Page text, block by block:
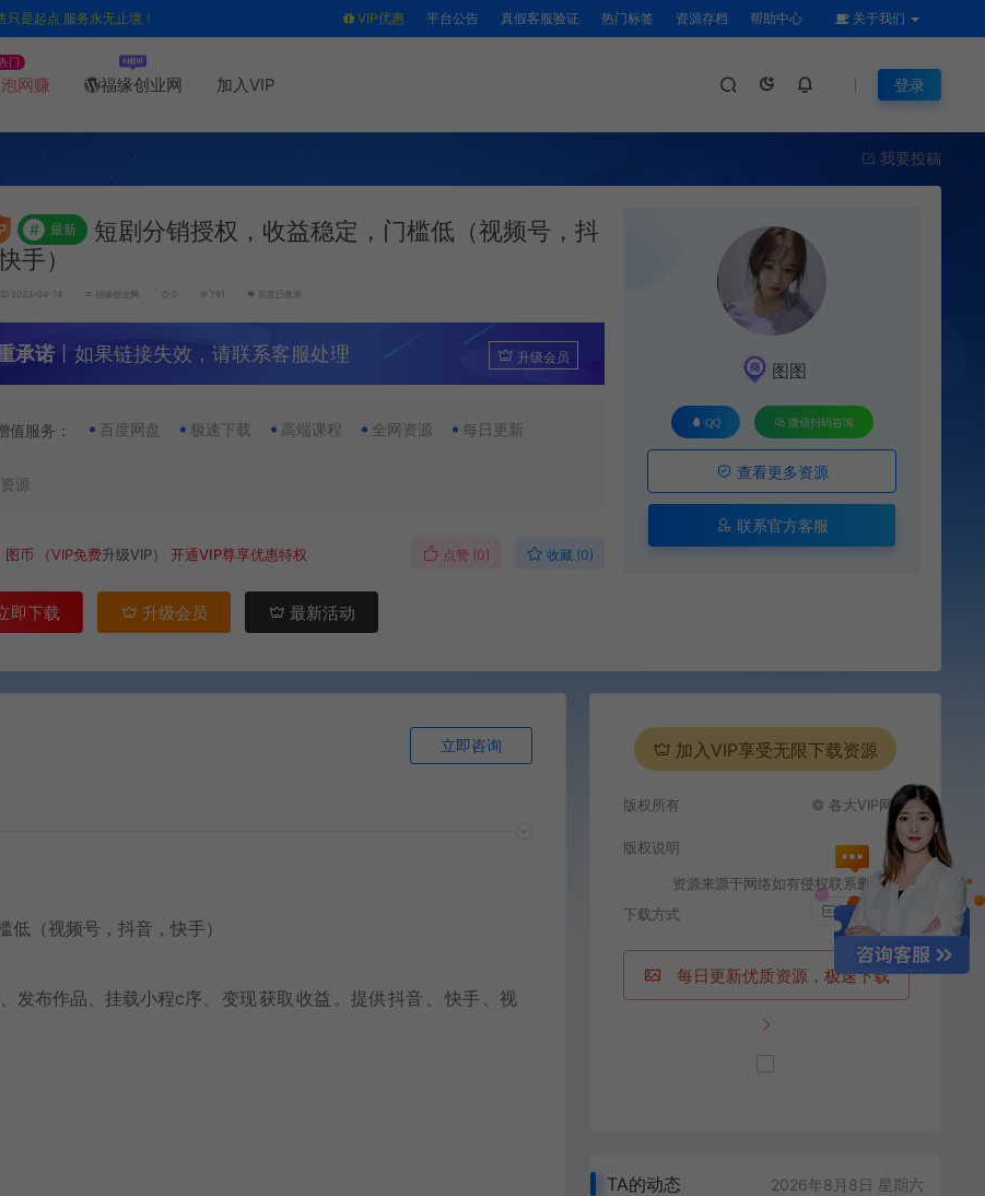
是起点 服务永无止境！ VIP优惠 平台公告 真假客服验证 热门标签 资源存档 帮助中心 关于我们
网赚
门
福缘创业网 加入VIP 登录
我要投稿
# 最新
短剧分销授权，收益稳定，门槛低（视频号，抖
手）
2023-04-14 福缘创业网 0 781 百度已收录
承诺 丨如果链接失效，请联系客服处理 升级会员
值服务： 百度网盘 极速下载 高端课程 全网资源 每日更新
源
图币 （VIP免费升级VIP）开通VIP尊享优惠特权 点赞 (0) 收藏 (0)
即下载 升级会员 最新活动
图图
QQ 微信扫码咨询
查看更多资源
联系官方客服
立即咨询
、发布作品、挂载小程c序、 变现获取 收益 。提供抖音 、 快手 、视
加入VIP享受无限下载资源
版权所有 © 各大VIP网站
版权说明
资源来源于网络如有侵权联系删除 i
下载方式
百度网盘
每日更新优质资源，极速下载
TA的动态 2026年8月8日 星期六